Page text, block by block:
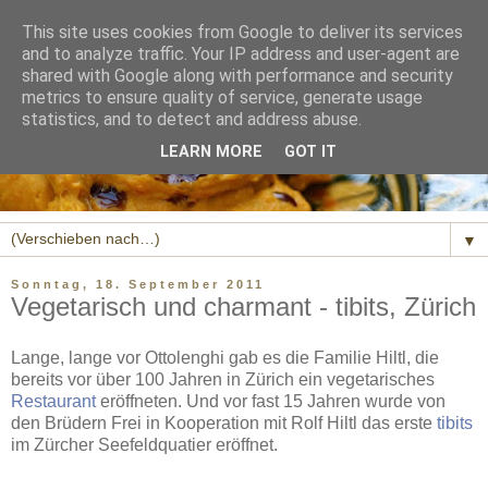
▼
Sonntag, 18. September 2011
Vegetarisch und charmant - tibits, Zürich
Lange, lange vor Ottolenghi gab es die Familie Hiltl, die
bereits vor über 100 Jahren in Zürich ein vegetarisches
Restauranteröffneten. Und vor fast 15 Jahren wurde von
den Brüdern Frei in Kooperation mit Rolf Hiltl das erste tibits
im Zürcher Seefeldquatier eröffnet.
This site uses cookies from Google to deliver its services
and to analyze traffic. Your IP address and user-agent are
shared with Google along with performance and security
metrics to ensure quality of service, generate usage
statistics, and to detect and address abuse.
LEARN MORE GOT IT